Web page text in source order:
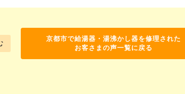
京都市で給湯器・湯沸かし器を修理された
お客さまの声一覧に戻る